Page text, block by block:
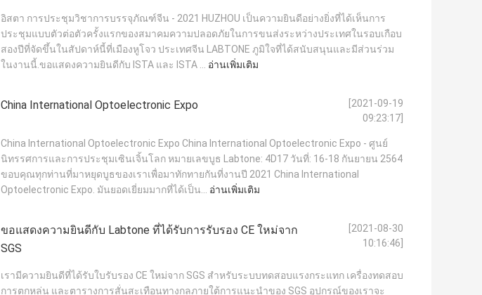
อิสตา การประชุมวิชาการบรรจุภัณฑ์จีน - 2021 HUZHOU เป็นความยินดีอย่างยิ่งที่ได้เห็นการ
ประชุมแบบตัวต่อตัวครั้งแรกของสมาคมความปลอดภัยในการขนส่งระหว่างประเทศในรอบเกือบ
สองปีที่จัดขึ้นในสัปดาห์นี้ที่เมืองหูโจว ประเทศจีน LABTONE ภูมิใจที่ได้สนับสนุนและมีส่วนร่วม
ในงานนี้.ขอแสดงความยินดีกับ ISTA และ ISTA ... อ่านเพิ่มเติม
China International Optoelectronic Expo
[2021-09-19
09:23:17]
China International Optoelectronic Expo China International Optoelectronic Expo - ศูนย์
นิทรรศการและการประชุมเซินเจิ้นโลก หมายเลขบูธ Labtone: 4D17 วันที่: 16-18 กันยายน 2564
ขอบคุณทุกท่านที่มาหยุดบูธของเราเพื่อมาทักทายกันที่งานปี 2021 China International
Optoelectronic Expo. มันยอดเยี่ยมมากที่ได้เป็น... อ่านเพิ่มเติม
ขอแสดงความยินดีกับ Labtone ที่ได้รับการรับรอง CE ใหม่จาก
SGS
[2021-08-30
10:16:46]
เรามีความยินดีที่ได้รับใบรับรอง CE ใหม่จาก SGS สำหรับระบบทดสอบแรงกระแทก เครื่องทดสอบ
การตกหล่น และตารางการสั่นสะเทือนทางกลภายใต้การแนะนำของ SGS อุปกรณ์ของเราจะ